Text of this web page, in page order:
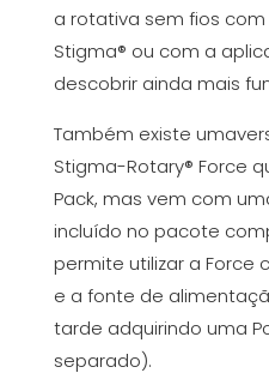
a rotativa sem fios
Stigma® ou com a
descobrir ainda mais
Também existe uma
Stigma-Rotary® Force
Pack, mas vem com
incluído no pacote
permite utilizar a Force
e a fonte de
tarde adquirindo uma
separado).